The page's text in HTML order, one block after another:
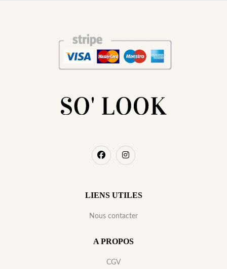
LIENS UTILES
Nous contacter
A PROPOS
CGV